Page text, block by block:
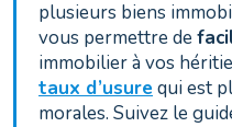
plusieurs biens
vous permettre de
immobilier à vos
taux d’usure qui est
morales. Suivez le